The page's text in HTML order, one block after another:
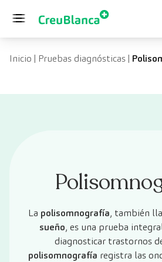
Inicio | Pruebas diagnósticas|
La polisomnografía, también
sueño, es una prueba
diagnosticar trastornos
polisomnografía registra las